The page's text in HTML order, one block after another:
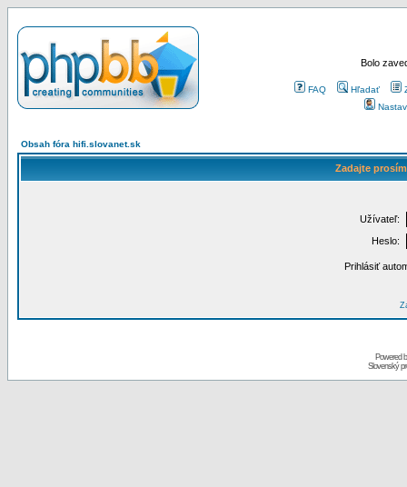
Bolo
FAQ Hľadať
Obsah fóra hifi.slovanet.sk
Zadajte
Užívateľ:
Heslo:
Prihlásiť
Powered
Slovenský